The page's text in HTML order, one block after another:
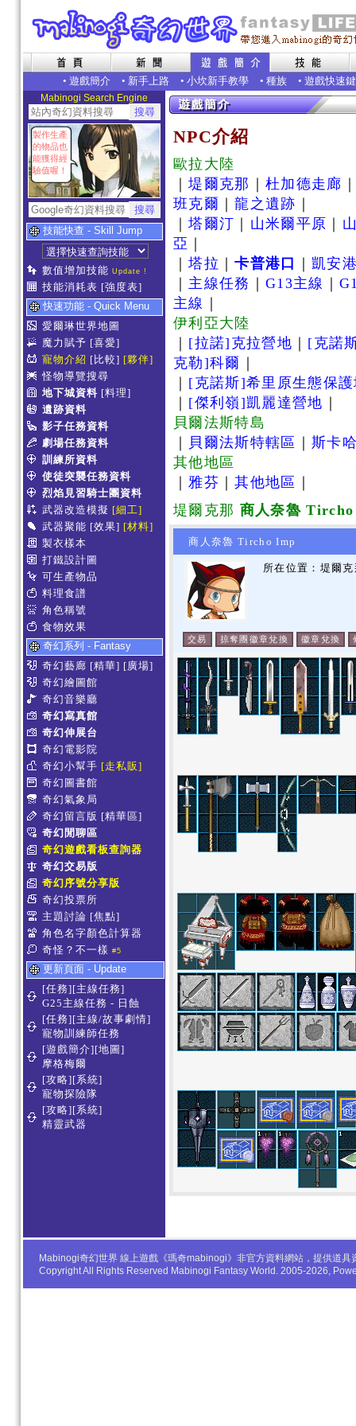
• 遊戲簡介 • 新手上路 • 小坎新手教學 • 種族 • 遊戲快速鍵
Mabinogi Search Engine
製作生產
的物品也
能獲得經
驗值喔！
技能快查 - Skill Jump
數值增加技能 Update !
技能消耗表 [強度表]
快速功能 - Quick Menu
愛爾琳世界地圖
魔力賦予 [喜愛]
寵物介紹 [比較] [夥伴]
怪物導覽搜尋
地下城資料 [料理]
遺跡資料
影子任務資料
劇場任務資料
訓練所資料
使徒突襲任務資料
烈焰見習騎士團資料
武器改造模擬 [細工]
武器聚能 [效果] [材料]
製衣樣本
打鐵設計圖
可生產物品
料理食譜
角色稱號
食物效果
奇幻系列 - Fantasy
奇幻藝廊 [精華] [廣場]
奇幻繪圖館
奇幻音樂廳
奇幻寫真館
奇幻伸展台
奇幻電影院
奇幻小幫手 [走私販]
奇幻圖書館
奇幻氣象局
奇幻留言版 [精華區]
奇幻閒聊區
奇幻遊戲看板查詢器
奇幻交易版
奇幻序號分享版
奇幻投票所
主題討論 [焦點]
角色名字顏色計算器
奇怪？不一樣 #5
更新頁面 - Update
[任務][主線任務]
G25主線任務 - 日蝕
[任務][主線/故事劇情]
寵物訓練師任務
[遊戲簡介][地圖]
摩格梅爾
[攻略][系統]
寵物探險隊
[攻略][系統]
精靈武器
NPC介紹
歐拉大陸
｜堤爾克那 ｜杜加德走廊
班克爾 ｜龍之遺跡
｜塔爾汀 山米爾平原
亞
｜塔拉 ｜卡普港口 ｜凱安
主線任務 ｜G13主線 ｜
主線
伊利亞大陸
[拉諾]克拉營地
[克諾
克勒]科爾
[克諾斯]希里原生態保
[傑利嶺]凱麗達營地
貝爾法斯特島
貝爾法斯特轄區 ｜斯卡
其他地區
｜雅芬 ｜其他地區
堤爾克那 商人奈魯
商人奈魯 Tircho Imp
所在位置：堤爾
交易 掠奪團徽章兌換 徽章兌換
Mabinogi奇幻世界 線上遊戲《瑪奇mabinogi》非官方資料網站，提供道
Copyright All Rights Reserved Mabinogi Fantasy World. 2005-2026,